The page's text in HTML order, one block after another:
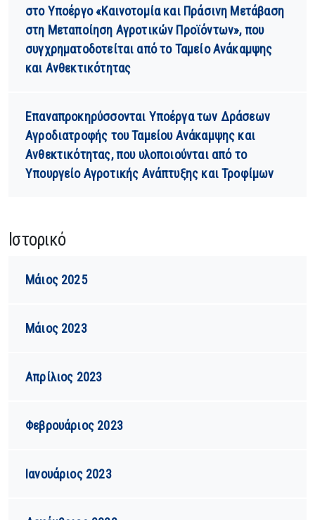
στο Υποέργο «Καινοτομία και Πράσινη Μετάβαση
στη Μεταποίηση Αγροτικών Προϊόντων», που
συγχρηματοδοτείται από το Ταμείο Ανάκαμψης
και Ανθεκτικότητας
Επαναπροκηρύσσονται Υποέργα των Δράσεων
Αγροδιατροφής του Ταμείου Ανάκαμψης και
Ανθεκτικότητας, που υλοποιούνται από το
Υπουργείο Αγροτικής Ανάπτυξης και Τροφίμων
Ιστορικό
Μάιος 2025
Μάιος 2023
Απρίλιος 2023
Φεβρουάριος 2023
Ιανουάριος 2023